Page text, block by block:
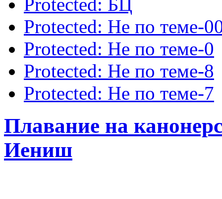
Protected: Не по теме-
Protected: Не по теме-0
Protected: Не по теме-8
Protected: Не по теме-7
Плавание на
Иениш